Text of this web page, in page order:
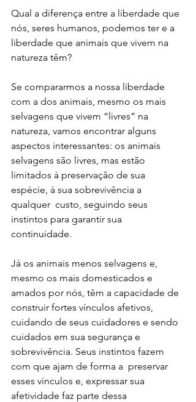
Qual a diferença entre a liberdade que
nós, seres humanos, podemos ter e a
liberdade que animais que vivem na
natureza têm?
Se compararmos a nossa liberdade
com a dos animais, mesmo os mais
selvagens que vivem “livres” na
natureza, vamos encontrar alguns
aspectos interessantes: os animais
selvagens são livres, mas estão
limitados à preservação de sua
espécie, à sua sobrevivência a
qualquer  custo, seguindo seus
instintos para garantir sua
continuidade.
Já os animais menos selvagens e,
mesmo os mais domesticados e
amados por nós, têm a capacidade de
construir fortes vínculos afetivos,
cuidando de seus cuidadores e sendo
cuidados em sua segurança e
sobrevivência. Seus instintos fazem
com que ajam de forma a  preservar
esses vínculos e, expressar sua
afetividade faz parte dessa